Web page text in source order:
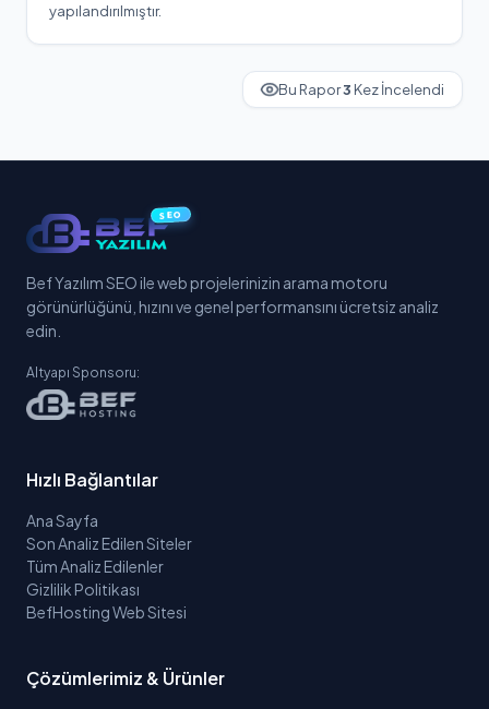
yapılandırılmıştır.
Bu Rapor3 Kez İncelendi
SEO
Bef Yazılım SEO ile web projelerinizin arama motoru
görünürlüğünü, hızını ve genel performansını ücretsiz analiz
edin.
Altyapı Sponsoru:
Hızlı Bağlantılar
Ana Sayfa
Son Analiz Edilen Siteler
Tüm Analiz Edilenler
Gizlilik Politikası
BefHosting Web Sitesi
Çözümlerimiz & Ürünler